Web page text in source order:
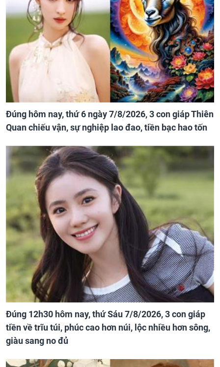
Đúng hôm nay, thứ 6 ngày 7/8/2026, 3 con giáp Thiên
Quan chiếu vận, sự nghiệp lao đao, tiền bạc hao tốn
Đúng 12h30 hôm nay, thứ Sáu 7/8/2026, 3 con giáp
tiền về trĩu túi, phúc cao hơn núi, lộc nhiều hơn sông,
giàu sang no đủ